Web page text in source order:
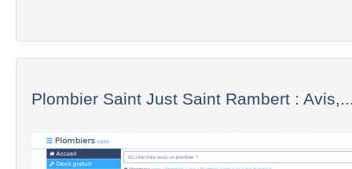
Plombier Saint Just Saint Rambert :